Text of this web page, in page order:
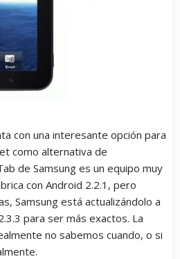
con una interesante opción para
como alternativa de
de Samsung es un equipo muy
con Android 2.2.1, pero
Samsung está actualizándolo a
para ser más exactos. La
no sabemos cuando, o si